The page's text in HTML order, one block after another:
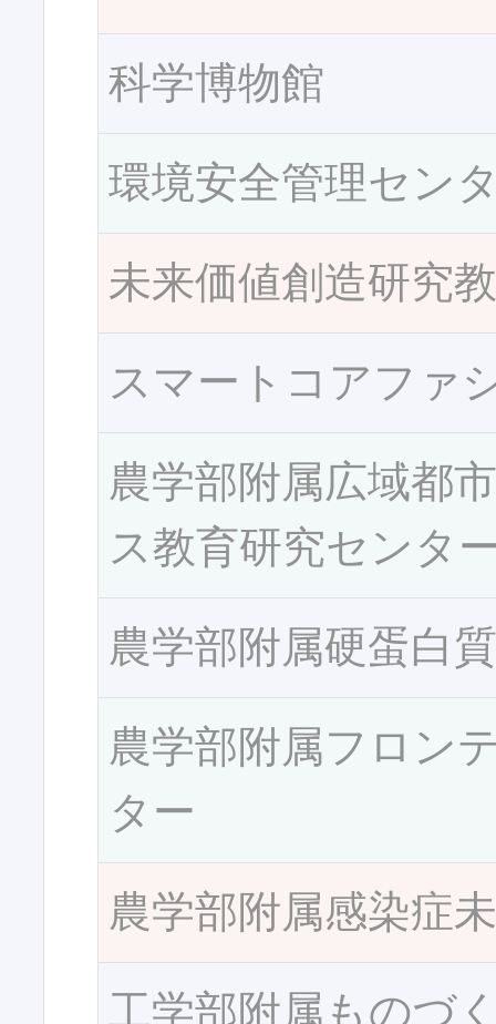
科学博物館
環境安全管理セン
未来価値創造研究
スマートコアファ
農学部附属広域都
ス教育研究センタ
農学部附属硬蛋白
農学部附属フロン
ター
農学部附属感染症
工学部附属ものづ